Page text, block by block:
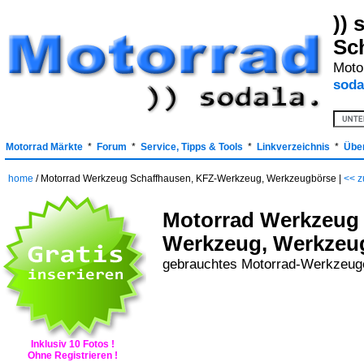
))
Motorrad Märkte * Forum * Service, Tipps & Tools * Linkverzeichnis *
home / Motorrad Werkzeug Schaffhausen, KFZ-Werkzeug, Werkzeugbörse | <<
Inklusiv 10 Fotos !
Ohne Registrieren !
Motorrad
Werkzeug,
gebrauchtes Motorrad-